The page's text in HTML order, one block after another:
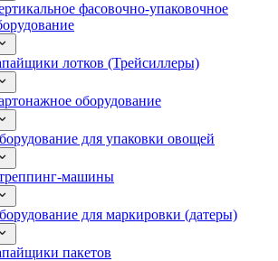
фасовочно-упаковочное
лотков (Трейсиллеры)
оборудование
для упаковки овощей
машины
для маркировки (датеры)
пакетов